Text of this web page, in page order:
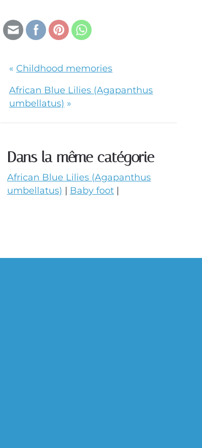
« Childhood memories
African Blue Lilies (Agapanthus
umbellatus) »
Dans la même catégorie
African Blue Lilies (Agapanthus
umbellatus) | Baby foot|